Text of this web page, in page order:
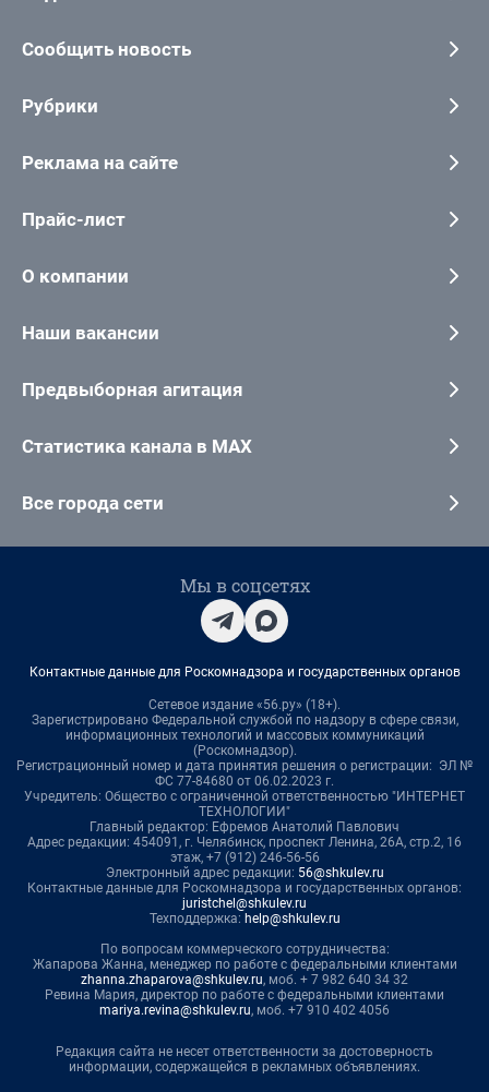
Сообщить новость
Рубрики
Реклама на сайте
Прайс-лист
О компании
Наши вакансии
Предвыборная агитация
Статистика канала в MAX
Все города сети
Мы в соцсетях
Контактные данные для Роскомнадзора и государственных органов
Сетевое издание «56.ру» (18+).
Зарегистрировано Федеральной службой по надзору в сфере связи,
информационных технологий и массовых коммуникаций
(Роскомнадзор).
Регистрационный номер и дата принятия решения о регистрации: ЭЛ №
ФС 77-84680 от 06.02.2023 г.
Учредитель: Общество с ограниченной ответственностью "ИНТЕРНЕТ
ТЕХНОЛОГИИ"
Главный редактор: Ефремов Анатолий Павлович
Адрес редакции: 454091, г. Челябинск, проспект Ленина, 26А, стр.2, 16
этаж, +7 (912) 246-56-56
Электронный адрес редакции: 56@shkulev.ru
Контактные данные для Роскомнадзора и государственных органов:
juristchel@shkulev.ru
Техподдержка: help@shkulev.ru
По вопросам коммерческого сотрудничества:
Жапарова Жанна, менеджер по работе с федеральными клиентами
zhanna.zhaparova@shkulev.ru, моб. + 7 982 640 34 32
Ревина Мария, директор по работе с федеральными клиентами
mariya.revina@shkulev.ru, моб. +7 910 402 4056
Редакция сайта не несет ответственности за достоверность
информации, содержащейся в рекламных объявлениях.